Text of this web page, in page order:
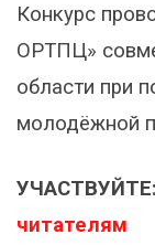
Конкурс
ОРТПЦ»
области при
молодёжной
УЧАСТВУЙТЕ:
читателям